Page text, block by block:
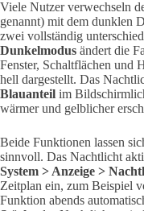
Viele Nutzer verwechseln
genannt) mit dem dunklen
zwei vollständig
Dunkelmodus ändert die
Fenster, Schaltflächen und
hell dargestellt. Das
Blauanteil im
wärmer und gelblicher
Beide Funktionen lassen
sinnvoll. Das Nachtlicht
System > Anzeige >
Zeitplan ein, zum Beispiel
Funktion abends